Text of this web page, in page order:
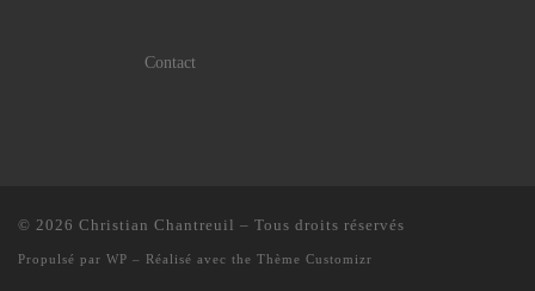
Contact
© 2026 Christian Chantreuil – Tous droits réservés
Propulsé par WP – Réalisé avec the Thème Customizr